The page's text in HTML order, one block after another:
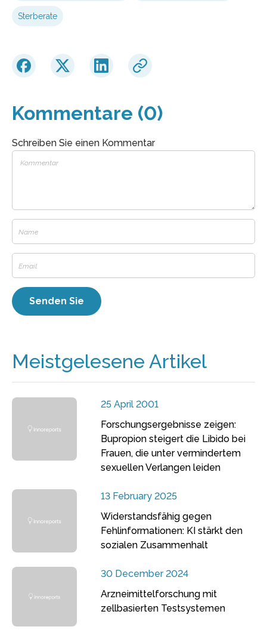
Sterberate
Kommentare (0)
Schreiben Sie einen Kommentar
Meistgelesene Artikel
25 April 2001
Forschungsergebnisse zeigen:
Bupropion steigert die Libido bei
Frauen, die unter vermindertem
sexuellen Verlangen leiden
13 February 2025
Widerstandsfähig gegen
Fehlinformationen: KI stärkt den
sozialen Zusammenhalt
30 December 2024
Arzneimittelforschung mit
zellbasierten Testsystemen